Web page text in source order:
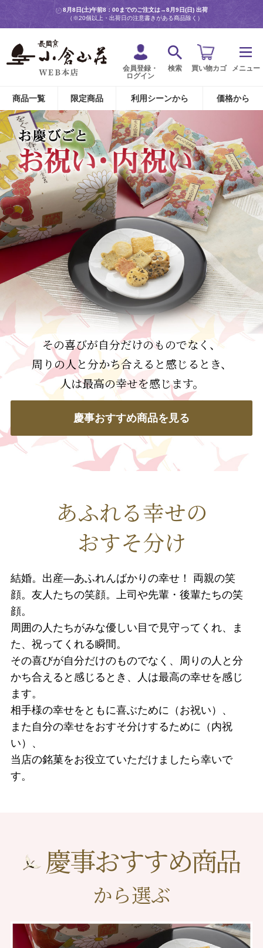
8月8日(土)午前8：00までのご注文は→8月9日(日) 出荷
（※20個以上・出荷日の注意書きがある商品除く）
会員登録・
ログイン
検索 買い物カゴ メニュー
商品一覧 限定商品 利用シーンから 価格から
その喜びが自分だけのものでなく、
周りの人と分かち合えると感じるとき、
人は最高の幸せを感じます。
慶事おすすめ商品を見る
あふれる幸せの
おすそ分け
結婚。出産―あふれんばかりの幸せ！ 両親の笑
顔。友人たちの笑顔。上司や先輩・後輩たちの笑
顔。
周囲の人たちがみな優しい目で見守ってくれ、ま
た、祝ってくれる瞬間。
その喜びが自分だけのものでなく、周りの人と分
かち合えると感じるとき、人は最高の幸せを感じ
ます。
相手様の幸せをともに喜ぶために（お祝い）、
また自分の幸せをおすそ分けするために（内祝
い）、
当店の銘菓をお役立ていただけましたら幸いで
す。
慶事おすすめ商品
から選ぶ